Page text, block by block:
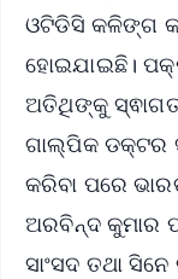
ଓଟିଡିସି କଳିଙ୍ଗ
ହୋଇଯାଇଛି।
ଅତିଥିଙ୍କୁ
ଗାଲ୍ପିକ ଡକ୍ଟର
କରିବା ପରେ
ଅରବିନ୍ଦ କୁମାର
ସାଂସଦ ତଥା